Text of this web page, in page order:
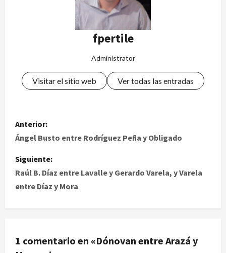
fpertile
Administrator
Visitar el sitio web Ver todas las entradas
Anterior:
Ángel Busto entre Rodríguez Peña y Obligado
Siguiente:
Raúl B. Díaz entre Lavalle y Gerardo Varela, y Varela
entre Díaz y Mora
1 comentario en «Dónovan entre Arazá y